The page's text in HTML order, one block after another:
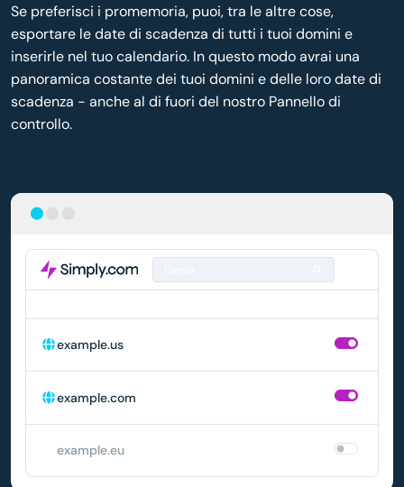
example.us
example.com
example.eu
Se preferisci i promemoria, puoi, tra le altre cose,
esportare le date di scadenza di tutti i tuoi domini e
inserirle nel tuo calendario. In questo modo avrai una
panoramica costante dei tuoi domini e delle loro date di
scadenza - anche al di fuori del nostro Pannello di
controllo.